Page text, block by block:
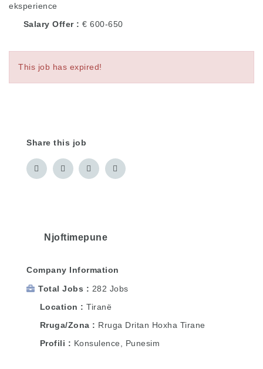
eksperience
Salary Offer
€ 600-650
This job has expired!
Share this job
Njoftimepune
Company Information
Total Jobs
282 Jobs
Location
Tiranë
Rruga/Zona
Rruga Dritan Hoxha Tirane
Profili
Konsulence, Punesim